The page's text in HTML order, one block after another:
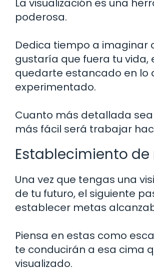
La visualización es una
poderosa.
Dedica tiempo a imaginar
gustaría que fuera tu vida,
quedarte estancado en lo
experimentado.
Cuanto más detallada sea
más fácil será trabajar
Establecimiento
Una vez que tengas una
de tu futuro, el siguiente
establecer metas
Piensa en estas como
te conducirán a esa cima
visualizado.